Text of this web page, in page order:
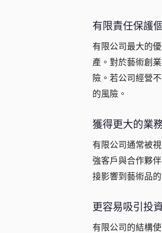
有限責任保護
有限公司最大的
產。對於藝術創
險。若公司經營
的風險。
獲得更大的業
有限公司通常被
強客戶與合作夥
接影響到藝術品
更容易吸引投
有限公司的結構